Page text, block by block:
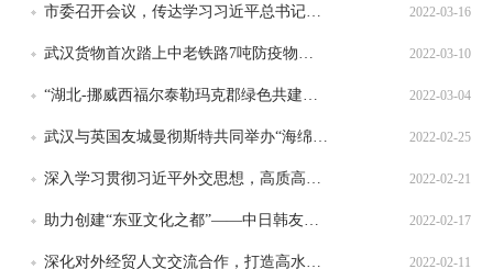
2022-03-16
2022-03-10
2022-03-04
2022-02-25
2022-02-21
2022-02-17
2022-02-11